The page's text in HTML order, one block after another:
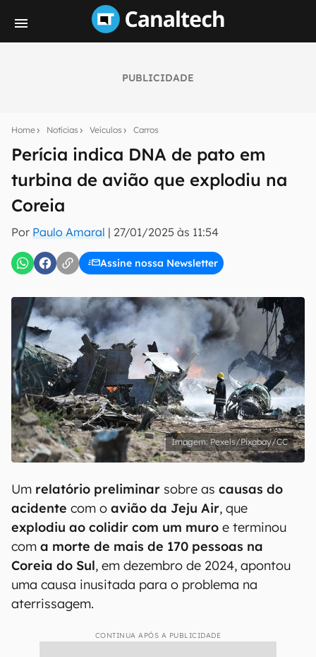
PUBLICIDADE
Home Notícias Veículos Carros
Perícia indica DNA de pato em
turbina de avião que explodiu na
Coreia
Por Paulo Amaral | 27/01/2025 às 11:54
Assine nossa Newsletter
notícias e reviews sobre tecnologia em primeira
mão.
E-mail
inscreva-se
Uso e Política de Privacidade do Canaltech.
Pexels/Pixabay/CC
Um relatório preliminar sobre as causas do
acidente com o avião da Jeju Air, que
explodiu ao colidir com um muro e terminou
com a morte de mais de 170 pessoas na
Coreia do Sul, em dezembro de 2024, apontou
uma causa inusitada para o problema na
aterrissagem.
CONTINUA APÓS A PUBLICIDADE